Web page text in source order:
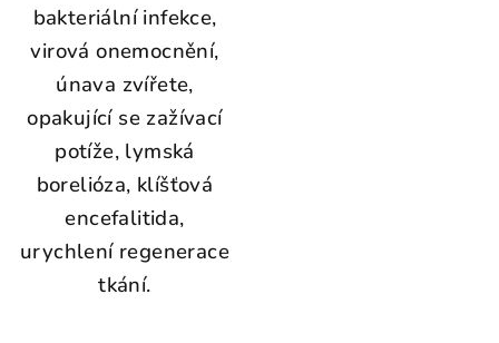
bakteriální infekce,
virová onemocnění,
únava zvířete,
opakující se zažívací
potíže, lymská
borelióza, klíšťová
encefalitida,
urychlení regenerace
tkání.